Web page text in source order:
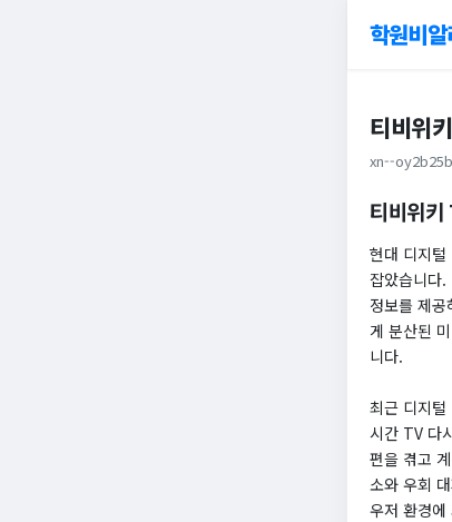
학원비
티비위
xn--
티비위
현대 디지털
잡았습니다
정보를 제
게 분산된
니다.
최근 디지털
시간 TV 다
편을 겪고
소와 우회
우저 환경에